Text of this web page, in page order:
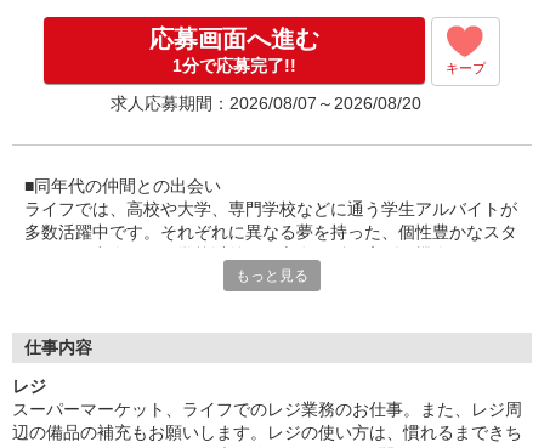
応募画面へ進む
1分で応募完了!! キープ
求人応募期間：2026/08/07～2026/08/20
■同年代の仲間との出会い
ライフでは、高校や大学、専門学校などに通う学生アルバイトが
多数活躍中です。それぞれに異なる夢を持った、個性豊かなスタ
す。休日には、一緒に遊ぶ友達ができることも！同年代の仲間か
■笑顔で働ける職場
アットホームな雰囲気のお店です。長期で活躍するスタッフに
は、お客さまから笑顔でお声がけをいただくことも。最初は、覚
えていただく作業が多く感じるかもしれませんが、難しいお仕事
もっと見る
仕事内容
レジ
スーパーマーケット、ライフでのレジ業務のお仕事。また、レジ周
辺の備品の補充もお願いします。レジの使い方は、慣れるまできち